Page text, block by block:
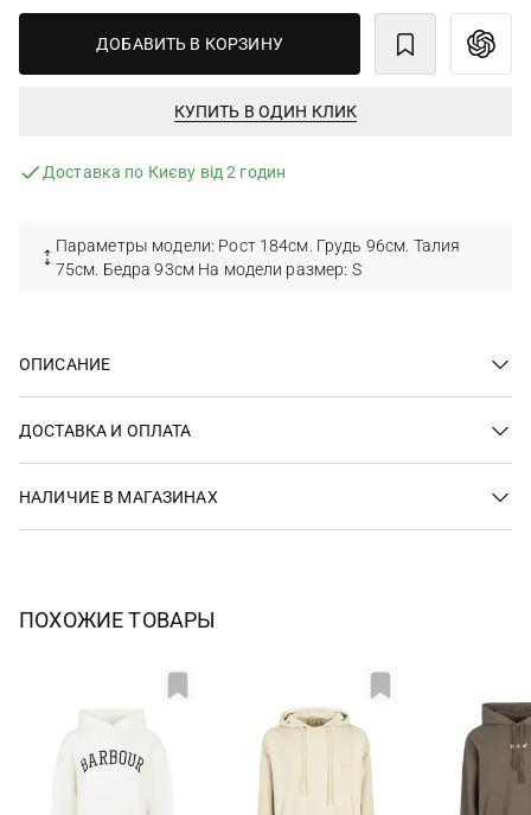
ДОБАВИТЬ В КОРЗИНУ
КУПИТЬ В ОДИН КЛИК
Доставка по Києву від 2 годин
Параметры модели: Рост 184см. Грудь 96см. Талия
75см. Бедра 93см На модели размер: S
ОПИСАНИЕ
ДОСТАВКА И ОПЛАТА
НАЛИЧИЕ В МАГАЗИНАХ
ПОХОЖИЕ ТОВАРЫ